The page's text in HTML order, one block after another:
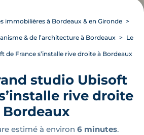
immobilières à Bordeaux & en Gironde
& de l’architecture à Bordeaux Le
de France s’installe rive droite à Bordeaux
studio Ubisoft
rive droite
Bordeaux
estimé à environ 6 minutes.